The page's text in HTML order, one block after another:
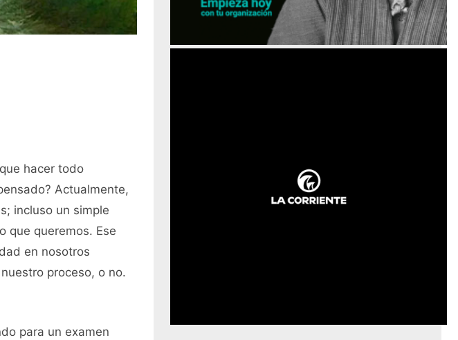
hacer todo
Actualmente,
incluso un simple
que queremos. Ese
en nosotros
proceso, o no.
para un examen